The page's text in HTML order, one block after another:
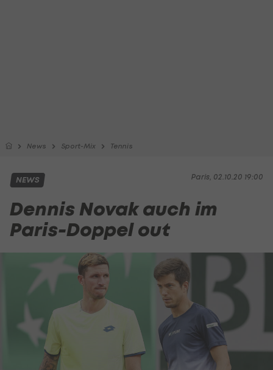
News Sport-Mix Tennis
Paris, 02.10.20 19:00
NEWS
Dennis Novak auch im
Paris-Doppel out